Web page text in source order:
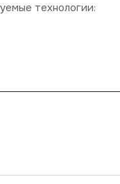
технологии: